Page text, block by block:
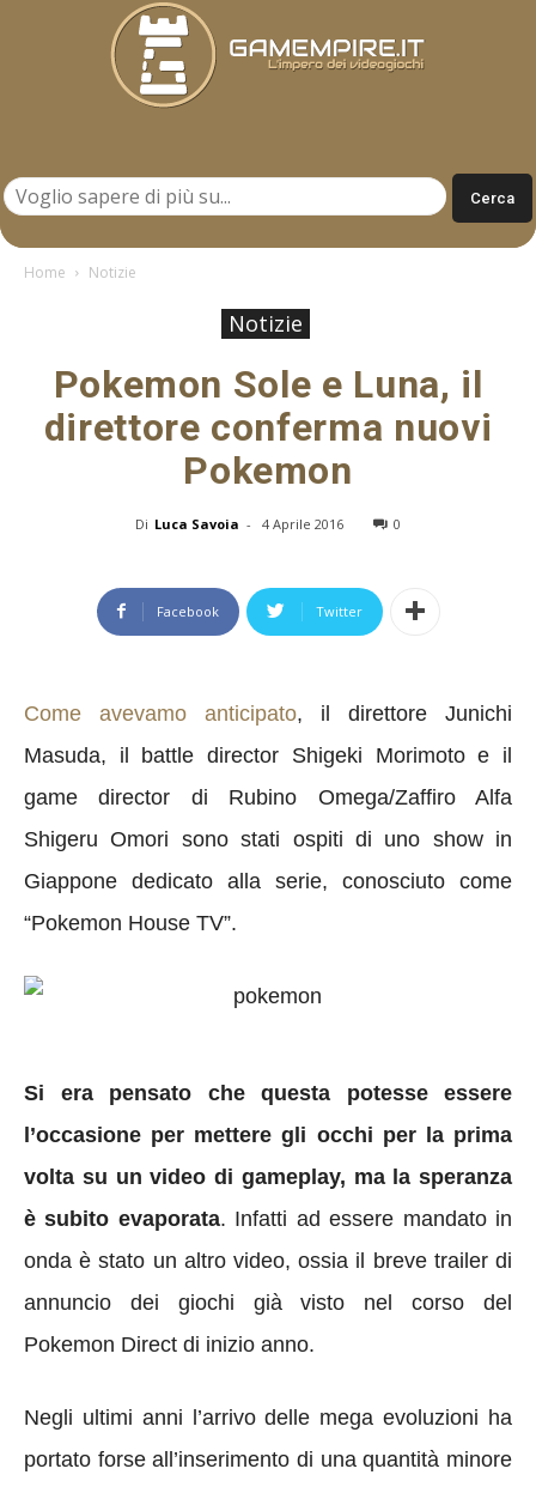
Home Notizie
Notizie
Pokemon Sole e Luna, il
direttore conferma nuovi
Pokemon
Di Luca Savoia - 4 Aprile 2016 0
Facebook Twitter
Come avevamo anticipato, il direttore Junichi
Masuda, il battle director Shigeki Morimoto e il
game director di Rubino Omega/Zaffiro Alfa
Shigeru Omori sono stati ospiti di uno show in
Giappone dedicato alla serie, conosciuto come
“Pokemon House TV”.
Si era pensato che questa potesse essere
l’occasione per mettere gli occhi per la prima
volta su un video di gameplay, ma la speranza
è subito evaporata. Infatti ad essere mandato in
onda è stato un altro video, ossia il breve trailer di
annuncio dei giochi già visto nel corso del
Pokemon Direct di inizio anno.
Negli ultimi anni l’arrivo delle mega evoluzioni ha
portato forse all’inserimento di una quantità minore